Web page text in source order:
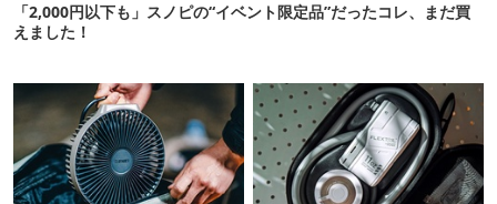
「2,000円以下も」スノピの“イベント限定品”だったコレ、まだ買
えました！